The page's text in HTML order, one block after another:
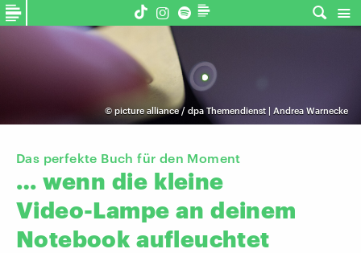
© picture alliance / dpa Themendienst | Andrea Warnecke
Das perfekte Buch für den Moment
… wenn die kleine
Video-Lampe an deinem
Notebook aufleuchtet